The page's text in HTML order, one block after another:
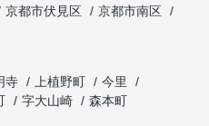
京都市伏見区
京都市南区
寺 上植野町
今里
字大山崎
森本町